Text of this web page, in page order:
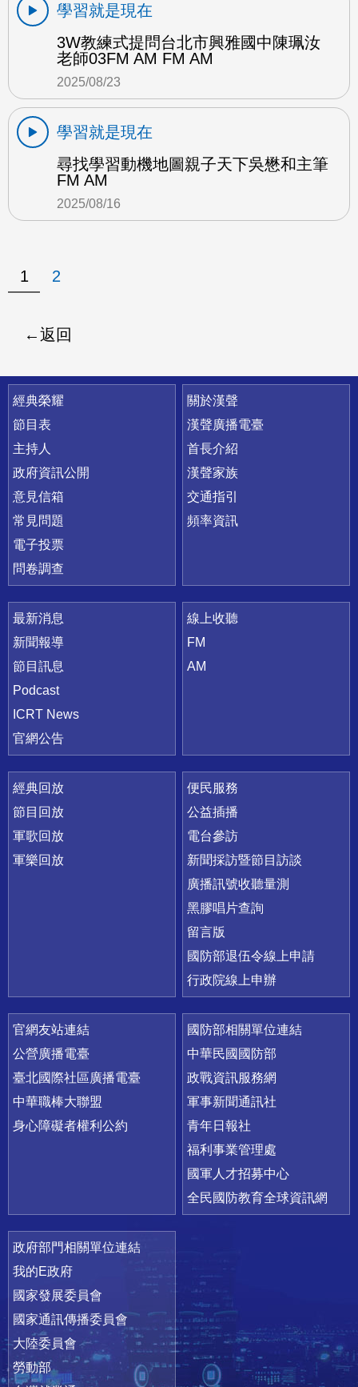
學習就是現在
3W教練式提問台北市興雅國中陳珮汝
老師03FM AM FM AM
2025/08/23
學習就是現在
尋找學習動機地圖親子天下吳懋和主筆
FM AM
2025/08/16
1 2
返回
快速連結
經典榮耀
節目表
主持人
政府資訊公開
意見信箱
常見問題
電子投票
問卷調查
關於漢聲
漢聲廣播電臺
首長介紹
漢聲家族
交通指引
頻率資訊
最新消息
新聞報導
節目訊息
Podcast
ICRT News
官網公告
線上收聽
FM
AM
經典回放
節目回放
軍歌回放
軍樂回放
便民服務
公益插播
電台參訪
新聞採訪暨節目訪談
廣播訊號收聽量測
黑膠唱片查詢
留言版
國防部退伍令線上申請
行政院線上申辦
官網友站連結
公營廣播電臺
臺北國際社區廣播電臺
中華職棒大聯盟
身心障礙者權利公約
國防部相關單位連結
中華民國國防部
政戰資訊服務網
軍事新聞通訊社
青年日報社
福利事業管理處
國軍人才招募中心
全民國防教育全球資訊網
政府部門相關單位連結
我的E政府
國家發展委員會
國家通訊傳播委員會
大陸委員會
勞動部